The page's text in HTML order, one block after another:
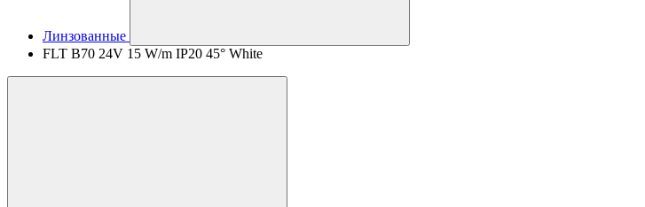
Линзованные
FLT B70 24V 15 W/m IP20 45° White